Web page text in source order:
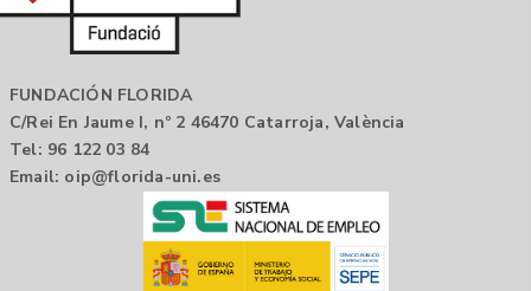
FUNDACIÓN FLORIDA
C/Rei En Jaume I, nº 2 46470 Catarroja, València
Tel: 96 122 03 84
Email: oip@florida-uni.es